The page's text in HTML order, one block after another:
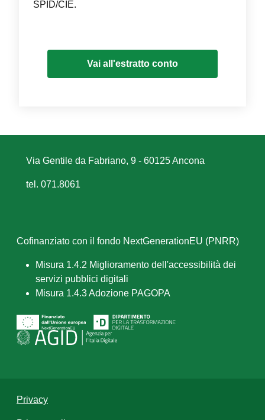
SPID/CIE.
Vai all'estratto conto
Via Gentile da Fabriano, 9 - 60125 Ancona
tel. 071.8061
Cofinanziato con il fondo NextGenerationEU (PNRR)
Misura 1.4.2 Miglioramento dell'accessibilità dei
servizi pubblici digitali
Misura 1.4.3 Adozione PAGOPA
Privacy